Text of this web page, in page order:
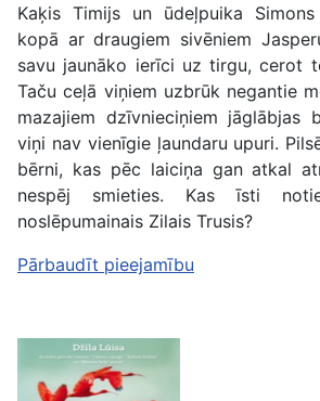
Kaķis Timijs un ūdeļpuika
kopā ar draugiem sivēniem
savu jaunāko ierīci uz tirgu, cerot
Taču ceļā viņiem uzbrūk negantie
mazajiem dzīvnieciņiem jāglābjas
viņi nav vienīgie ļaundaru upuri.
bērni, kas pēc laiciņa gan atkal
nespēj smieties. Kas īsti
noslēpumainais Zilais Trusis?
Pārbaudīt pieejamību